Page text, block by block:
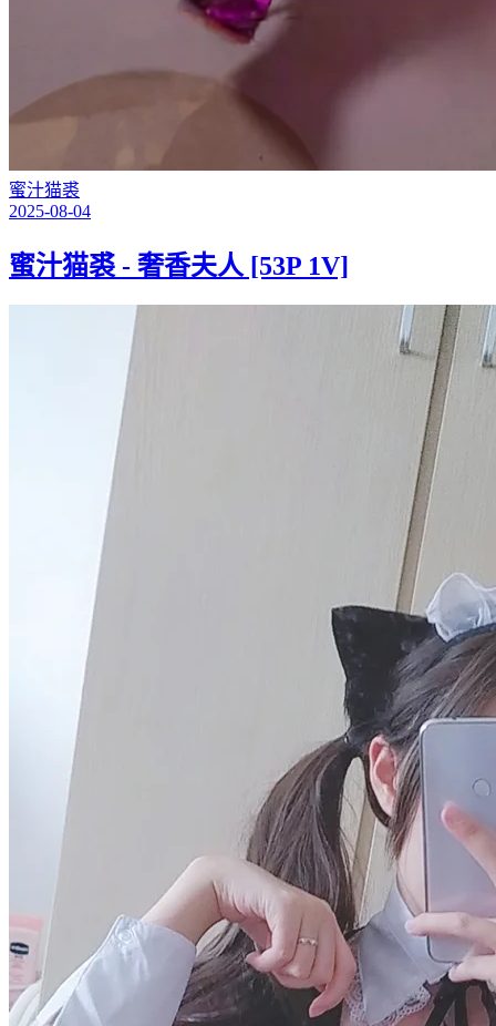
蜜汁猫裘
2025-08-04
蜜汁猫裘 - 奢香夫人 [53P 1V]